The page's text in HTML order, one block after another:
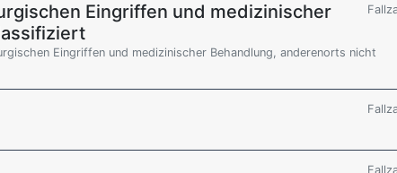
Eingriffen und medizinischer
Eingriffen und medizinischer Behandlung, anderenorts nicht